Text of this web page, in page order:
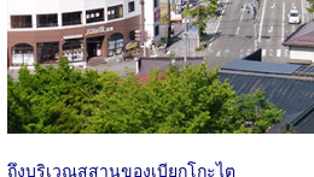
ถึงบริเวณสุสานของเบียกโกะไต